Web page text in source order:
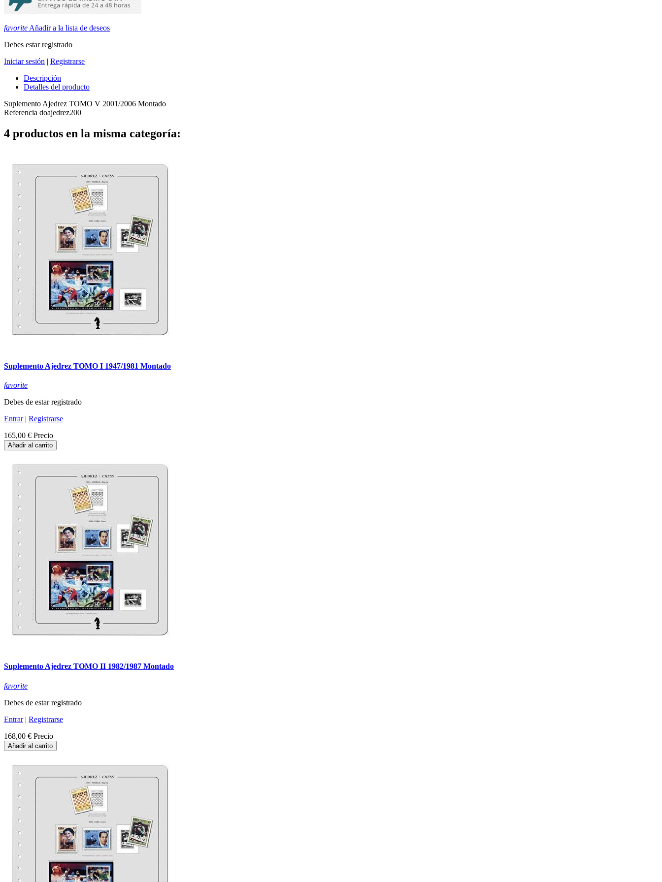
favorite Añadir a la lista de deseos
Debes estar registrado
Iniciar sesión | Registrarse
Descripción
Detalles del producto
Suplemento Ajedrez TOMO V 2001/2006 Montado
Referencia doajedrez200
4 productos en la misma categoría:
Suplemento Ajedrez TOMO I 1947/1981 Montado
favorite
Debes de estar registrado
Entrar| Registrarse
165,00 € Precio
Añadir al carrito
Suplemento Ajedrez TOMO II 1982/1987 Montado
favorite
Debes de estar registrado
Entrar| Registrarse
168,00 € Precio
Añadir al carrito